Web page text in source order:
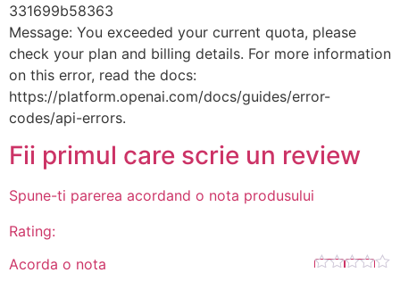
331699b58363
Message: You exceeded your current quota, please
check your plan and billing details. For more information
on this error, read the docs:
https://platform.openai.com/docs/guides/error-
codes/api-errors.
Fii primul care scrie un review
Spune-ti parerea acordand o nota produsului
Rating:
Acorda o nota